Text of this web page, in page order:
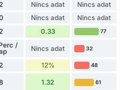
2 Nincs adat Nincs adat
Nincs adat Nincs adat
2 0.33 77
/
Nincs adat 32
2 12% 48
1.32 61